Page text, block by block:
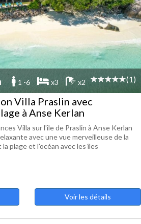
1 -6 x3 x2 (1)
Villa Praslin avec
à Anse Kerlan
Villa sur l'île de Praslin à Anse Kerlan
avec une vue merveilleuse de la
plage et l'océan avec les îles
Voir les détails